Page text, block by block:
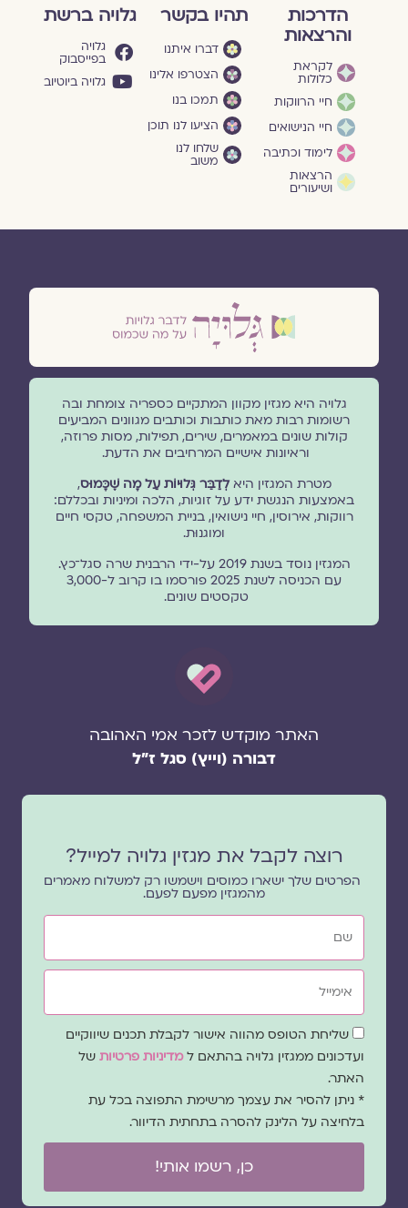
הדרכות
והרצאות
לקראת
כלולות
חיי הרווקות
חיי הנישואים
לימוד וכתיבה
הרצאות
ושיעורים
תהיו בקשר
דברו איתנו
הצטרפו אלינו
תמכו בנו
הציעו לנו תוכן
שלחו לנו
משוב
גלויה ברשת
גלויה
בפייסבוק
גלויה ביוטיוב
גלויה היא מגזין מקוון המתקיים כספריה צומחת ובה
רשומות רבות מאת כותבות וכותבים מגוונים המביעים
קולות שונים במאמרים, שירים, תפילות, מסות פרוזה,
וראיונות אישיים המרחיבים את הדעת.
מטרת המגזין היאלְדַבֵּר גְּלוּיוֹת עַל מָה שֶׁכָּמוּס,
באמצעות הנגשת ידע על זוגיות, הלכה ומיניות ובכללם:
רווקות, אירוסין, חיי נישואין, בניית המשפחה, טקסי חיים
ומוגנוּת.
המגזין נוסד בשנת 2019 על-ידי הרבנית שרה סגל־כץ.
עם הכניסה לשנת 2025 פורסמו בו קרוב ל-3,000
טקסטים שונים.
האתר מוקדש לזכר אמי האהובה
דבורה (וייץ) סגל ז"ל
רוצה לקבל את מגזין גלויה למייל?
הפרטים שלך ישארו כמוסים וישמשו רק למשלוח מאמרים
מהמגזין מפעם לפעם.
שם
אימייל
שדה
הסכמה
שליחת הטופס מהווה אישור לקבלת תכנים שיווקיים
ועדכונים ממגזין גלויה בהתאם למדיניות פרטיות של
האתר.
* ניתן להסיר את עצמך מרשימת התפוצה בכל עת
בלחיצה על הלינק להסרה בתחתית הדיוור.
כן, רשמו אותי!